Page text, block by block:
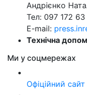
Андрієнко
Тел: 097 172
E-mail:
Технічна
Ми у соцмережах
Офіційний сайт